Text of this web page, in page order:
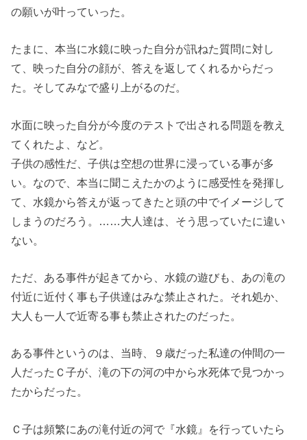
の願いが叶っていった。
たまに、本当に水鏡に映った自分が訊ねた質問に対し
て、映った自分の顔が、答えを返してくれるからだっ
た。そしてみなで盛り上がるのだ。
水面に映った自分が今度のテストで出される問題を教え
てくれたよ、など。
子供の感性だ、子供は空想の世界に浸っている事が多
い。なので、本当に聞こえたかのように感受性を発揮し
て、水鏡から答えが返ってきたと頭の中でイメージして
しまうのだろう。……大人達は、そう思っていたに違い
ない。
ただ、ある事件が起きてから、水鏡の遊びも、あの滝の
付近に近付く事も子供達はみな禁止された。それ処か、
大人も一人で近寄る事も禁止されたのだった。
ある事件というのは、当時、９歳だった私達の仲間の一
人だったＣ子が、滝の下の河の中から水死体で見つかっ
たからだった。
Ｃ子は頻繁にあの滝付近の河で『水鏡』を行っていたら